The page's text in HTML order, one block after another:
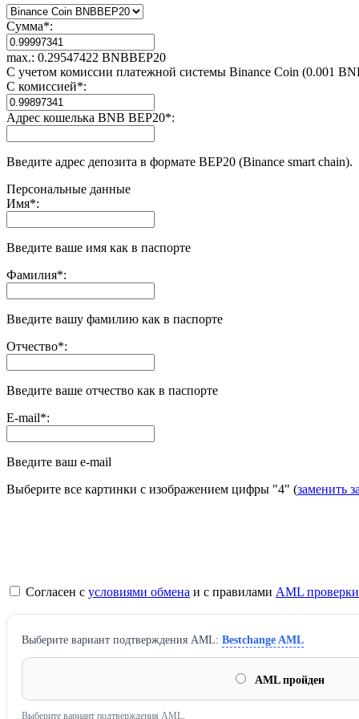
Сумма*:
max.: 0.29547422 BNBBEP20
С учетом комиссии платежной системы Binance Coin (0.001
С комиссией*:
Адрес кошелька BNB BEP20*:
Введите адрес депозита в формате BEP20 (Binance smart chain).
Персональные данные
Имя*:
Введите ваше имя как в паспорте
Фамилия*:
Введите вашу фамилию как в паспорте
Отчество*:
Введите ваше отчество как в паспорте
E-mail*:
Введите ваш e-mail
Выберите все картинки с изображением цифры "4" (заменить
Согласен с условиями обмена и с правилами AML проверки
Выберите вариант подтверждения AML: Bestchange AML
AML пройден
Выберите вариант подтверждения AML.